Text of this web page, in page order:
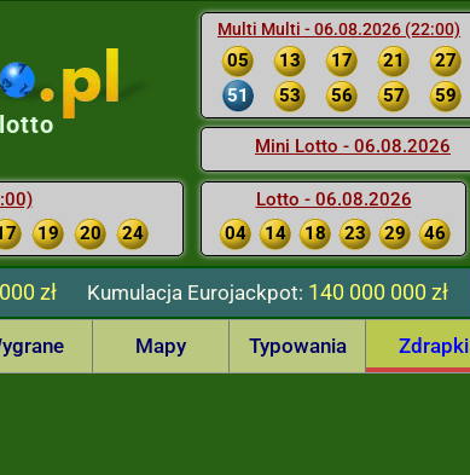
Multi Multi - 06.08.2026 (22:00)
05 13 17 21 27
51
53 56 57 59
Mini Lotto - 06.08.2026
Lotto - 06.08.2026
04
14 18 23 29 46
19 20 24
zł KumulacjaEurojackpot: 140 000 000 zł
Mapy Typowania Zdrapki